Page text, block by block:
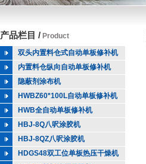
产品栏目 / Product
双头内置料仓式自动单板修补机
内置料仓纵向自动单板修补机
隐蔽剂涂布机
HWBZ60*100L自动单板修补机
HWB全自动单板修补机
HBJ-8Q八呎涂胶机
HBJ-8QZ八呎涂胶机
HDGS48双工位单板热压干燥机